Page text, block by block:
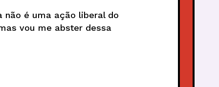
não é uma ação liberal do
vou me abster dessa